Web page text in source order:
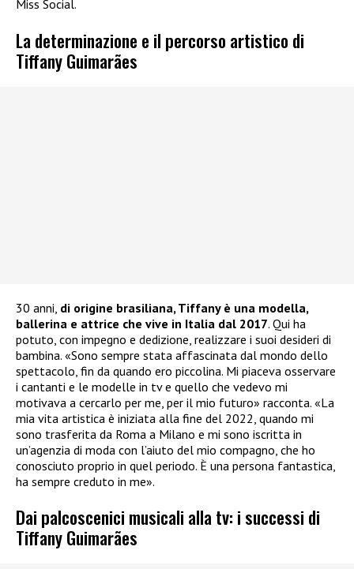
Miss Social.
La determinazione e il percorso artistico di
Tiffany Guimarães
30 anni, di origine brasiliana, Tiffany è una modella,
ballerina e attrice che vive in Italia dal 2017. Qui ha
potuto, con impegno e dedizione, realizzare i suoi desideri di
bambina. «Sono sempre stata affascinata dal mondo dello
spettacolo, fin da quando ero piccolina. Mi piaceva osservare
i cantanti e le modelle in tv e quello che vedevo mi
motivava a cercarlo per me, per il mio futuro» racconta. «La
mia vita artistica è iniziata alla fine del 2022, quando mi
sono trasferita da Roma a Milano e mi sono iscritta in
un’agenzia di moda con l’aiuto del mio compagno, che ho
conosciuto proprio in quel periodo. È una persona fantastica,
ha sempre creduto in me».
Dai palcoscenici musicali alla tv: i successi di
Tiffany Guimarães